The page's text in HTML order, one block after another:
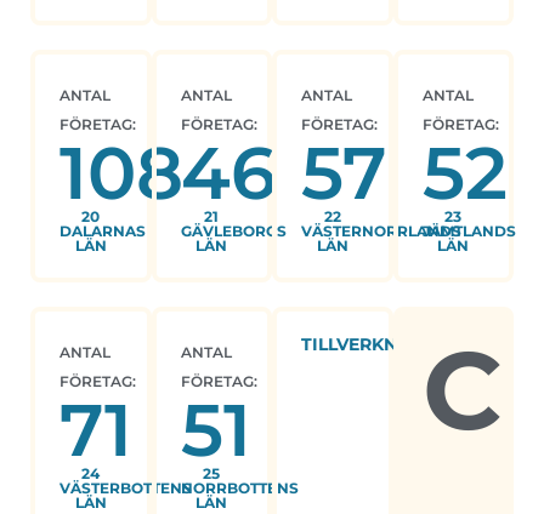
ANTAL
FÖRETAG:
108
20
DALARNAS
LÄN
ANTAL
FÖRETAG:
46
21
GÄVLEBORGS
LÄN
ANTAL
FÖRETAG:
57
22
VÄSTERNORRLANDS
LÄN
ANTAL
FÖRETAG:
52
23
JÄMTLANDS
LÄN
ANTAL
FÖRETAG:
71
24
VÄSTERBOTTENS
LÄN
ANTAL
FÖRETAG:
51
25
NORRBOTTENS
LÄN
TILLVERKNING C